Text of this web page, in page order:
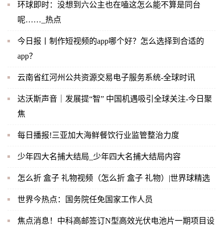
环球即时：没想到六公主也在嗑这怎么能不算是同台
呢……_热点
今日报丨制作短视频的app哪个好？怎么选择到合适的
app？
云南省红河州公共资源交易电子服务系统-全球时讯
达沃斯声音｜发展提“智” 中国机遇吸引全球关注-今日聚
焦
每日播报!三亚加大海鲜餐饮行业监管整治力度
少年四大名捕大结局_少年四大名捕大结局内容
怎么折 盒子 礼物视频（怎么折 盒子 礼物）|世界球精选
世界今热点：国务院任免国家工作人员
焦点消息！中科高邮签订N型高效光伏电池片一期项目设